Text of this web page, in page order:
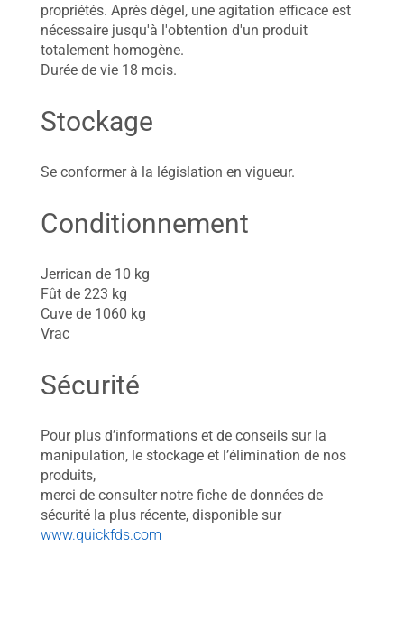
propriétés. Après dégel, une agitation efficace est
nécessaire jusqu'à l'obtention d'un produit
totalement homogène.
Durée de vie 18 mois.
Stockage
Se conformer à la législation en vigueur.
Conditionnement
Jerrican de 10 kg
Fût de 223 kg
Cuve de 1060 kg
Vrac
Sécurité
Pour plus d’informations et de conseils sur la
manipulation, le stockage et l’élimination de nos
produits,
merci de consulter notre fiche de données de
sécurité la plus récente, disponible sur
www.quickfds.com